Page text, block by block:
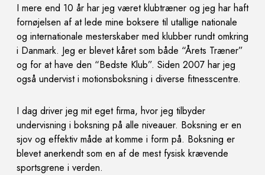
I mere end 10 år har jeg været klubtræner og jeg har haft
fornøjelsen af at lede mine boksere til utallige nationale
og internationale mesterskaber med klubber rundt omkring
i Danmark. Jeg er blevet kåret som både “Årets Træner”
og for at have den “Bedste Klub”. Siden 2007 har jeg
også undervist i motionsboksning i diverse fitnesscentre.
I dag driver jeg mit eget firma, hvor jeg tilbyder
undervisning i boksning på alle niveauer. Boksning er en
sjov og effektiv måde at komme i form på. Boksning er
blevet anerkendt som en af de mest fysisk krævende
sportsgrene i verden.